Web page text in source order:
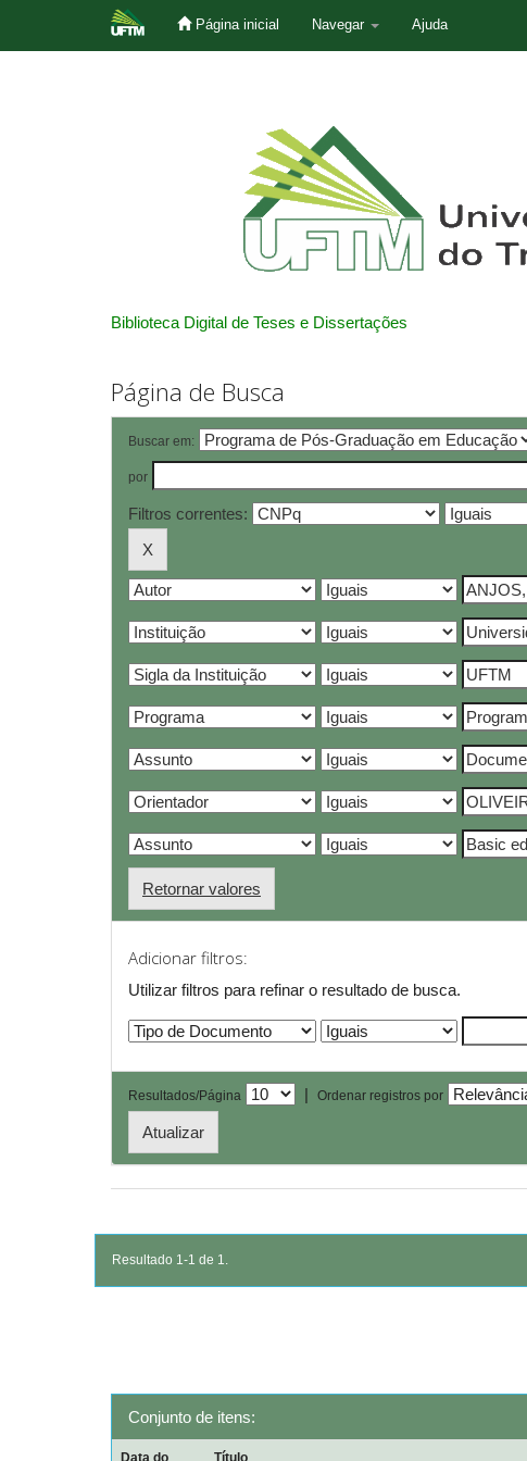
Página inicial Navegar Ajuda
Biblioteca Digital de Teses e Dissertações
Página de Busca
Buscar em:
por
Filtros correntes:
Retornar valores
Adicionar filtros:
Utilizar filtros para refinar o resultado de busca.
Resultados/Página | Ordenar registros por
Resultado 1-1 de 1.
Conjunto de itens:
Data do Título